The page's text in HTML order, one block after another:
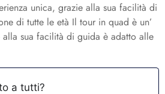
unica, grazie alla sua facilità di
di tutte le età Il tour in quad è un’
alla sua facilità di guida è adatto alle
a tutti?